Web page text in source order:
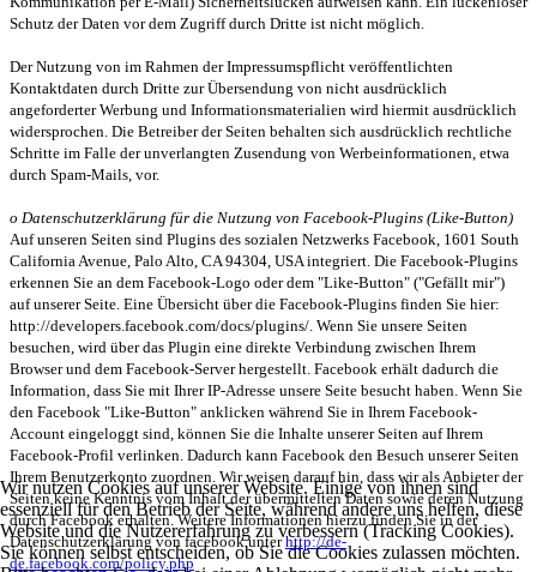
Schutz der Daten vor dem Zugriff durch Dritte ist nicht möglich.
Der Nutzung von im Rahmen der Impressumspflicht veröffentlichten
Kontaktdaten durch Dritte zur Übersendung von nicht ausdrücklich
angeforderter Werbung und Informationsmaterialien wird hiermit ausdrücklich
widersprochen. Die Betreiber der Seiten behalten sich ausdrücklich rechtliche
Schritte im Falle der unverlangten Zusendung von Werbeinformationen, etwa
durch Spam-Mails, vor.
o Datenschutzerklärung für die Nutzung von Facebook-Plugins (Like-Button)
Auf unseren Seiten sind Plugins des sozialen Netzwerks Facebook, 1601 South
California Avenue, Palo Alto, CA 94304, USA integriert. Die Facebook-Plugins
erkennen Sie an dem Facebook-Logo oder dem "Like-Button" ("Gefällt mir")
auf unserer Seite. Eine Übersicht über die Facebook-Plugins finden Sie hier:
http://developers.facebook.com/docs/plugins/. Wenn Sie unsere Seiten
besuchen, wird über das Plugin eine direkte Verbindung zwischen Ihrem
Browser und dem Facebook-Server hergestellt. Facebook erhält dadurch die
Information, dass Sie mit Ihrer IP-Adresse unsere Seite besucht haben. Wenn Sie
den Facebook "Like-Button" anklicken während Sie in Ihrem Facebook-
Account eingeloggt sind, können Sie die Inhalte unserer Seiten auf Ihrem
Facebook-Profil verlinken. Dadurch kann Facebook den Besuch unserer Seiten
Ihrem Benutzerkonto zuordnen. Wir weisen darauf hin, dass wir als Anbieter der
Seiten keine Kenntnis vom Inhalt der übermittelten Daten sowie deren Nutzung
durch Facebook erhalten. Weitere Informationen hierzu finden Sie in der
Datenschutzerklärung von facebook unterhttp://de-
de.facebook.com/policy.php
Wir nutzen Cookies auf unserer Website. Einige von ihnen sind
essenziell für den Betrieb der Seite, während andere uns helfen, diese
Website und die Nutzererfahrung zu verbessern (Tracking Cookies).
Sie können selbst entscheiden, ob Sie die Cookies zulassen möchten.